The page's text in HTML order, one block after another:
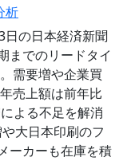
析
日の日本経済新聞
までのリードタイ
需要増や企業買
売上額は前年比
よる不足を解消
大日本印刷のフ
ーカーも在庫を積